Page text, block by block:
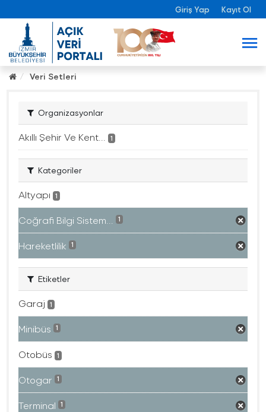
Giriş Yap Kayıt Ol
Veri Setleri
Organizasyonlar
Akıllı Şehir Ve Kent... 1
Kategoriler
Altyapı 1
Coğrafi Bilgi Sistem... 1
Hareketlilik 1
Etiketler
Garaj 1
Minibüs 1
Otobüs 1
Otogar 1
Terminal 1